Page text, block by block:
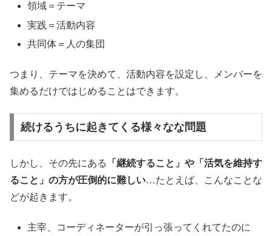
領域＝テーマ
実践＝活動内容
共同体＝人の集団
つまり、テーマを決めて、活動内容を設定し、メンバーを
集めるだけではじめることはできます。
続けるうちに起きてくる様々なな問題
しかし、その先にある
「継続すること」や「活気を維持す
ること」の方が圧倒的に難しい…たとえば、こんなことな
どが起きます。
主宰、コーディネーターが引っ張ってくれてたのに